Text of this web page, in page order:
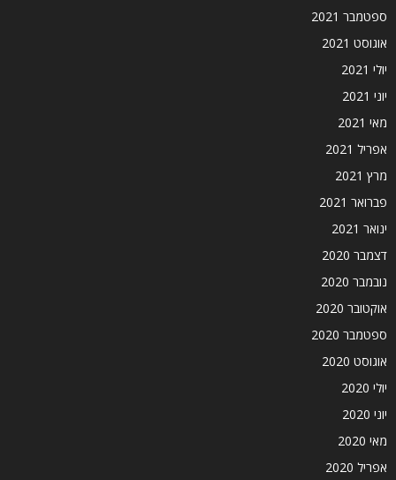
ספטמבר 2021
אוגוסט 2021
יולי 2021
יוני 2021
מאי 2021
אפריל 2021
מרץ 2021
פברואר 2021
ינואר 2021
דצמבר 2020
נובמבר 2020
אוקטובר 2020
ספטמבר 2020
אוגוסט 2020
יולי 2020
יוני 2020
מאי 2020
אפריל 2020